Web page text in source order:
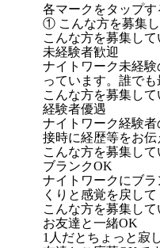
各マークをタップ
① こんな方を募集
こんな方を募集して
未経験者歓迎
ナイトワーク未経
っています。誰で
こんな方を募集して
経験者優遇
ナイトワーク経験
接時に経歴等をお伝
こんな方を募集して
ブランクOK
ナイトワークにブ
くりと感覚を戻して
こんな方を募集して
お友達と一緒OK
1人だとちょっと寂